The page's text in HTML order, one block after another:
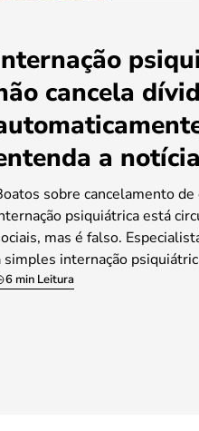
cancela
a
sobre cancelamento
psiquiátrica está
mas é falso.
simples internação
6 min Leitura